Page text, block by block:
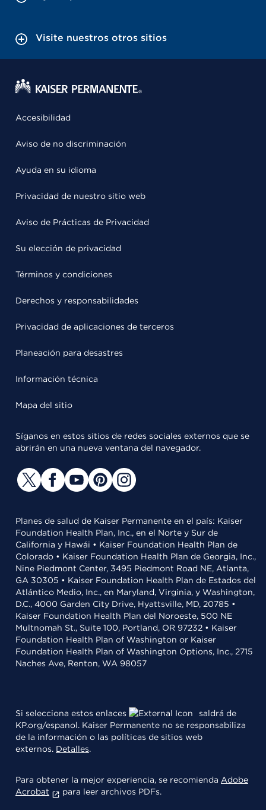
Visite nuestros otros sitios
Accesibilidad
Aviso de no discriminación
Ayuda en su idioma
Privacidad de nuestro sitio web
Aviso de Prácticas de Privacidad
Su elección de privacidad
Términos y condiciones
Derechos y responsabilidades
Privacidad de aplicaciones de terceros
Planeación para desastres
Información técnica
Mapa del sitio
Síganos en estos sitios de redes sociales externos que se
abrirán en una nueva ventana del navegador.
Planes de salud de Kaiser Permanente en el país: Kaiser
Foundation Health Plan, Inc., en el Norte y Sur de
California y Hawái • Kaiser Foundation Health Plan de
Colorado • Kaiser Foundation Health Plan de Georgia, Inc.,
Nine Piedmont Center, 3495 Piedmont Road NE, Atlanta,
GA 30305 • Kaiser Foundation Health Plan de Estados del
Atlántico Medio, Inc., en Maryland, Virginia, y Washington,
D.C., 4000 Garden City Drive, Hyattsville, MD, 20785 •
Kaiser Foundation Health Plan del Noroeste, 500 NE
Multnomah St., Suite 100, Portland, OR 97232 • Kaiser
Foundation Health Plan of Washington or Kaiser
Foundation Health Plan of Washington Options, Inc., 2715
Naches Ave, Renton, WA 98057
Si selecciona estos enlaces
saldrá de
KP.org/espanol. Kaiser Permanente no se responsabiliza
de la información o las políticas de sitios web
externos. Detalles.
Para obtener la mejor experiencia, se recomienda Adobe
Acrobat
para leer archivos PDFs.